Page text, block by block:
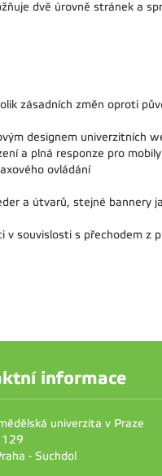
dvě úrovně stránek a
zásadních změn oproti
designem univerzitních
a plná responze pro
ovládání
a útvarů, stejné bannery
v souvislosti s přechodem z
informace
univerzita v Praze
129
- Suchdol